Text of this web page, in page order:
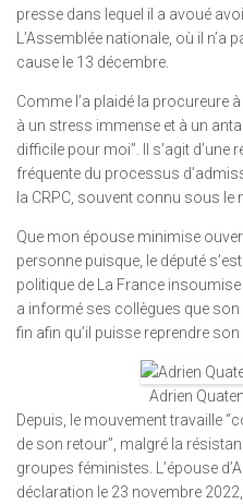
presse dans lequel il a avoué
L’Assemblée nationale, où il n’a
cause le 13 décembre.
Comme l’a plaidé la procureure
à un stress immense et à un
difficile pour moi”. Il s’agit
fréquente du processus
la CRPC, souvent connu sous le
Que mon épouse minimise
personne puisque, le député
politique de La France
a informé ses collègues que
fin afin qu’il puisse reprendre son
Adrien
Depuis, le mouvement travaille
de son retour”, malgré la
groupes féministes. L’épouse
déclaration le 23 novembre